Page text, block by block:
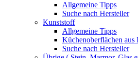
Allgemeine Tipps
Suche nach Hersteller
Kunststoff
Allgemeine Tipps
Küchenoberflächen aus
Suche nach Hersteller